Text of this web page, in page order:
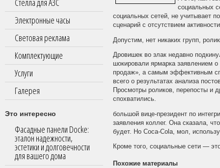
Стелла для АЗС
Электронные часы
Световая реклама
Комплектующие
Услуги
Галерея
Это интересно
Фасадные панели Docke:
эталон надежности,
эстетики и долговечности
для вашего дома
социальных
социальных сетей, не учитывает
сценарий с отсутствием
Допустим, нет никаких групп,
Дровишек во злак недавно
шокировали ярмарка заявлением о
продаж», а самым эффективным
всего о результатах анализа
Просмотры роликов, перепосты и
спохватились.
большой вице-президент по
заявления коллег. Она сказала,
будет. Но Coca-Cola, мол,
Кроме того, социальные сети —
Похожие материалы